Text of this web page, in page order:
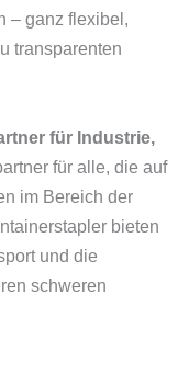
– ganz flexibel,
transparenten
für Industrie,
für alle, die auf
im Bereich der
bieten
und die
schweren